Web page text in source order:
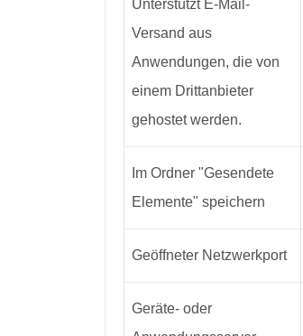
Unterstützt E-Mail-
Versand aus
Anwendungen, die von
einem Drittanbieter
gehostet werden.
Im Ordner "Gesendete
Elemente" speichern
Geöffneter Netzwerkport
Geräte- oder